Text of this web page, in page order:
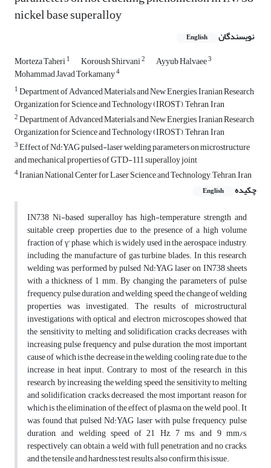
nickel base superalloy
نویسندگان English
Morteza Taheri1 Koroush Shirvani2 Ayyub Halvaee3
Mohammad Javad Torkamany4
1Department of Advanced Materials and New Energies, Iranian Research
Organization for Science and Technology (IROST), Tehran, Iran
2Department of Advanced Materials and New Energies, Iranian Research
Organization for Science and Technology (IROST), Tehran, Iran
3Effect of Nd:YAG pulsed-laser welding parameters on microstructure
and mechanical properties of GTD-111 superalloy joint
4Iranian National Center for Laser Science and Technology, Tehran, Iran
چکیده
English
IN738 Ni-based superalloy has high-temperature strength and
suitable creep properties due to the presence of a high volume
fraction of γ' phase, which is widely used in the aerospace industry,
including the manufacture of gas turbine blades. In this research,
welding was performed by pulsed Nd:YAG laser on IN738 sheets
with a thickness of 1 mm. By changing the parameters of pulse
frequency, pulse duration, and welding speed, the change of welding
properties was investigated. The results of microstructural
investigations with optical and electron microscopes showed that
the sensitivity to melting and solidification cracks decreases with
increasing pulse frequency and pulse duration, the most important
cause of which is the decrease in the welding cooling rate due to the
increase in heat input. Contrary to most of the research, in this
research, by increasing the welding speed, the sensitivity to melting
and solidification cracks decreased, the most important reason for
which is the elimination of the effect of plasma on the weld pool. It
was found that pulsed Nd:YAG laser with pulse frequency, pulse
duration, and welding speed of 21 Hz, 7 ms, and 9 mm/s,
respectively, can obtain a weld with full penetration and no cracks,
and the tensile and hardness test results also confirm this issue.